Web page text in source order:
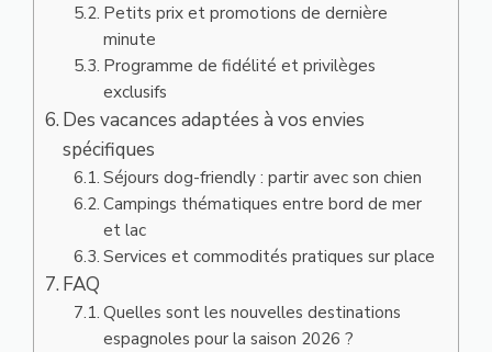
Petits prix et promotions de dernière
minute
Programme de fidélité et privilèges
exclusifs
Des vacances adaptées à vos envies
spécifiques
Séjours dog-friendly : partir avec son chien
Campings thématiques entre bord de mer
et lac
Services et commodités pratiques sur place
FAQ
Quelles sont les nouvelles destinations
espagnoles pour la saison 2026 ?